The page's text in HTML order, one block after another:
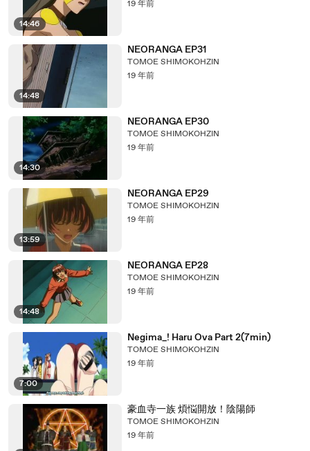
14:46
19 年前
14:48
NEORANGA EP31
TOMOE SHIMOKOHZIN
19 年前
14:30
NEORANGA EP30
TOMOE SHIMOKOHZIN
19 年前
13:59
NEORANGA EP29
TOMOE SHIMOKOHZIN
19 年前
14:48
NEORANGA EP28
TOMOE SHIMOKOHZIN
19 年前
7:00
Negima_! Haru Ova Part 2(7min)
TOMOE SHIMOKOHZIN
19 年前
豪血寺一族 煩悩開放！陰陽師
TOMOE SHIMOKOHZIN
19 年前